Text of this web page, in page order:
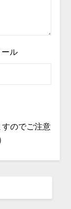
ール
のでご注意